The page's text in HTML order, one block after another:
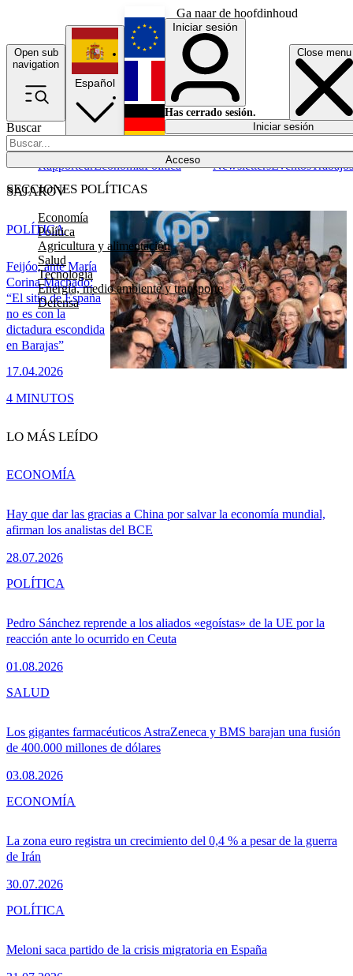
Ga naar de hoofdinhoud
Open sub
navigation
Close menu
Buscar
Acceso
SECCIONES POLÍTICAS
Economía
Política
Agricultura y alimentación
Salud
Tecnología
Energía, medio ambiente y transporte
Defensa
RapporteurEconomíaPolítica NewslettersEventosTrabajos
Español
English
Français
Iniciar sesión
Has cerrado sesión.
Iniciar sesión
SAJAROV
Feijóo, ante María
Corina Machado:
“El sitio de España
no es con la
dictadura escondida
en Barajas”
17.04.2026
POLÍTICA
4 MINUTOS
LO MÁS LEÍDO
Hay que dar las gracias a China por salvar la economía mundial,
afirman los analistas del BCE
28.07.2026
ECONOMÍA
Pedro Sánchez reprende a los aliados «egoístas» de la UE por la
reacción ante lo ocurrido en Ceuta
01.08.2026
POLÍTICA
Los gigantes farmacéuticos AstraZeneca y BMS barajan una fusión
de 400.000 millones de dólares
03.08.2026
SALUD
La zona euro registra un crecimiento del 0,4 % a pesar de la guerra
de Irán
30.07.2026
ECONOMÍA
Meloni saca partido de la crisis migratoria en España
POLÍTICA